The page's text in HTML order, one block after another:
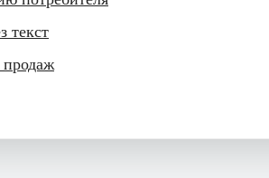
текст